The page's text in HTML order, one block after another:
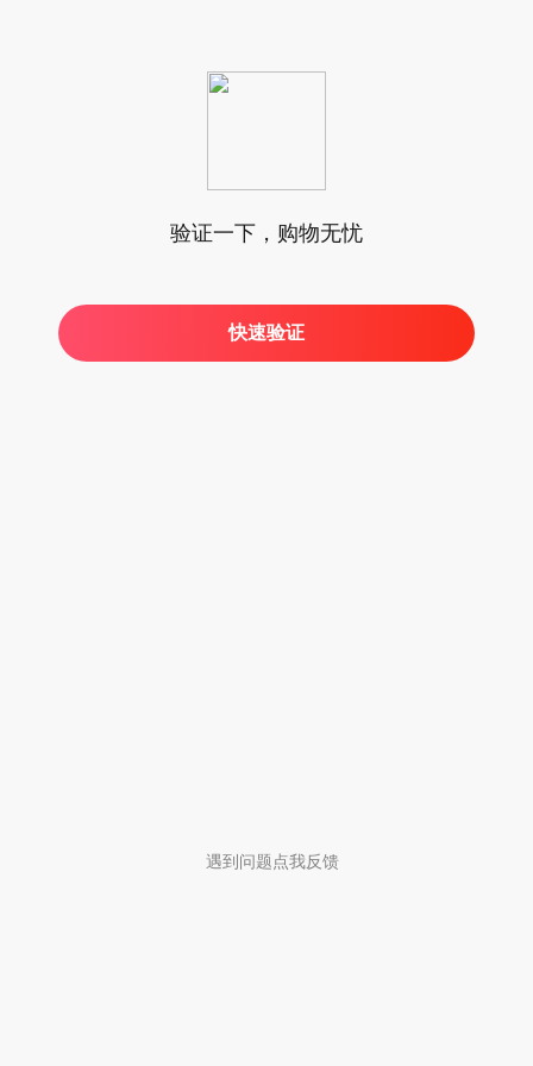
验证一下，购物无忧
快速验证
遇到问题点我反馈